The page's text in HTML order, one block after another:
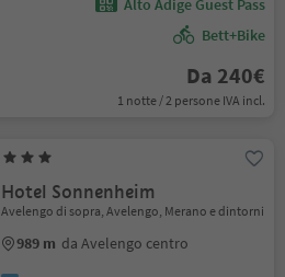
Alto Adige Guest Pass
Bett+Bike
Da 240€
1 notte / 2 persone IVA incl.
Hotel Sonnenheim
Avelengo di sopra, Avelengo, Merano e dintorni
989 m da Avelengo centro